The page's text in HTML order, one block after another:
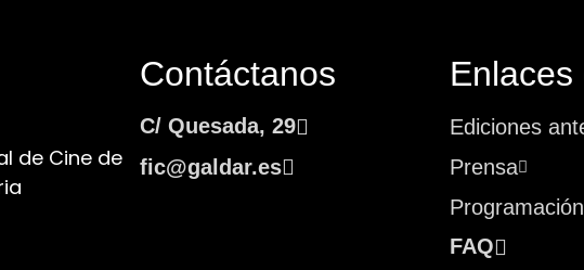
de Cine de
Contáctanos
C/ Quesada, 29
fic@galdar.es
Ediciones
Prensa
Programación
FAQ